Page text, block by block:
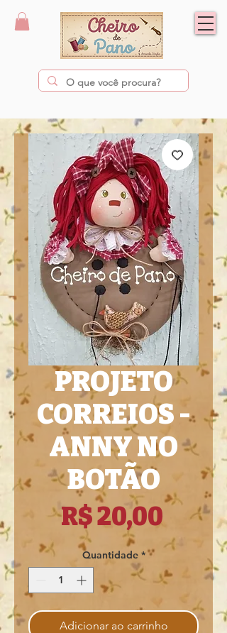
PROJETO
CORREIOS -
ANNY NO
BOTÃO
R$ 20,00Preço
Quantidade *
Adicionar ao carrinho